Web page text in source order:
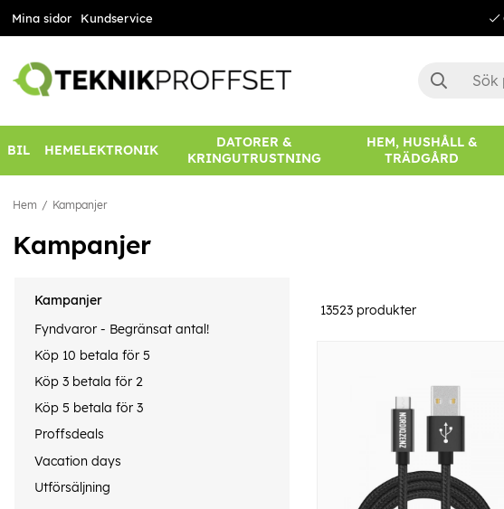
Mina sidor Kundservice
BIL HEMELEKTRONIK
DATORER &
KRINGUTRUSTNING
HEM, HUSHÅLL &
TRÄDGÅRD
Hem Kampanjer
Kampanjer
Kampanjer
Fyndvaror - Begränsat antal!
Köp 10 betala för 5
Köp 3 betala för 2
Köp 5 betala för 3
Proffsdeals
Vacation days
Utförsäljning
13523 produkter